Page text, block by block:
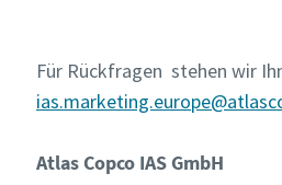
Für Rückfragen stehen wir
Atlas Copco IAS GmbH